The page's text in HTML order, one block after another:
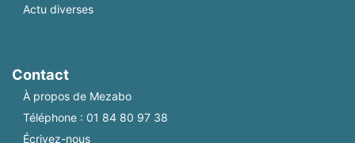
Actu diverses
Contact
À propos de Mezabo
Téléphone : 01 84 80 97 38
Écrivez-nous